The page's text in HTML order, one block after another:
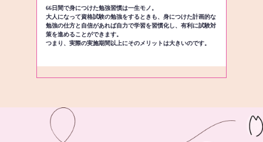
66日間で身につけた勉強習慣は一生モノ。
大人になって資格試験の勉強をするときも、身につけた計画的な
勉強の仕方と自信があれば自力で学習を習慣化し、有利に試験対
策を進めることができます。
つまり、実際の実施期間以上にそのメリットは大きいのです。